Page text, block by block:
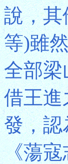
說，其
等)雖
全部梁
借王進
發，認
《蕩寇